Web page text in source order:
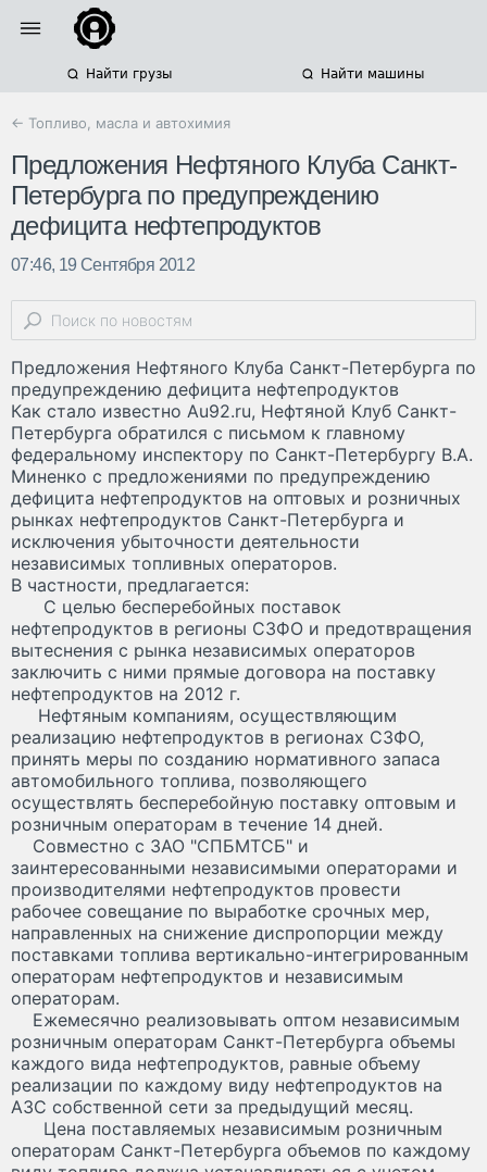
Найти грузы Найти машины
← Топливо, масла и автохимия
Предложения Нефтяного Клуба Санкт-
Петербурга по предупреждению
дефицита нефтепродуктов
07:46, 19 Сентября 2012
Предложения Нефтяного Клуба Санкт-Петербурга по
предупреждению дефицита нефтепродуктов
Как стало известно Au92.ru, Нефтяной Клуб Санкт-
Петербурга обратился с письмом к главному
федеральному инспектору по Санкт-Петербургу В.А.
Миненко с предложениями по предупреждению
дефицита нефтепродуктов на оптовых и розничных
рынках нефтепродуктов Санкт-Петербурга и
исключения убыточности деятельности
независимых топливных операторов.
В частности, предлагается:
С целью бесперебойных поставок
нефтепродуктов в регионы СЗФО и предотвращения
вытеснения с рынка независимых операторов
заключить с ними прямые договора на поставку
нефтепродуктов на 2012 г.
Нефтяным компаниям, осуществляющим
реализацию нефтепродуктов в регионах СЗФО,
принять меры по созданию нормативного запаса
автомобильного топлива, позволяющего
осуществлять бесперебойную поставку оптовым и
розничным операторам в течение 14 дней.
Совместно с ЗАО "СПБМТСБ" и
заинтересованными независимыми операторами и
производителями нефтепродуктов провести
рабочее совещание по выработке срочных мер,
направленных на снижение диспропорции между
поставками топлива вертикально-интегрированным
операторам нефтепродуктов и независимым
операторам.
Ежемесячно реализовывать оптом независимым
розничным операторам Санкт-Петербурга объемы
каждого вида нефтепродуктов, равные объему
реализации по каждому виду нефтепродуктов на
АЗС собственной сети за предыдущий месяц.
Цена поставляемых независимым розничным
операторам Санкт-Петербурга объемов по каждому